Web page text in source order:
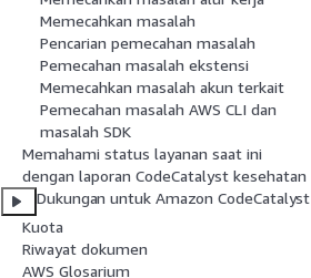
Memecahkan masalah
Pencarian pemecahan masalah
Pemecahan masalah ekstensi
Memecahkan masalah akun terkait
Pemecahan masalah AWS CLI dan
masalah SDK
Memahami status layanan saat ini
dengan laporan CodeCatalyst kesehatan
Dukungan untuk Amazon CodeCatalyst
Kuota
Riwayat dokumen
AWS Glosarium